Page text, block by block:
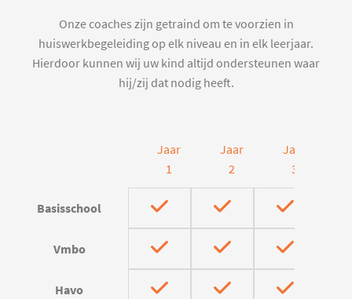
Onze coaches zijn getraind om te voorzien in
huiswerkbegeleiding op elk niveau en in elk leerjaar.
Hierdoor kunnen wij uw kind altijd ondersteunen waar
hij/zij dat nodig heeft.
Jaar
1
Jaar
2
Jaar
3
Basisschool
Vmbo
Havo